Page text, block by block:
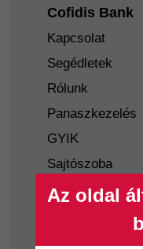
Az oldal
Footer
Cofidis Bank
Kapcsolat
Segédletek
Rólunk
Panaszkezelés
GYIK
Sajtószoba
Nyilvánosságra
Visszaélés-